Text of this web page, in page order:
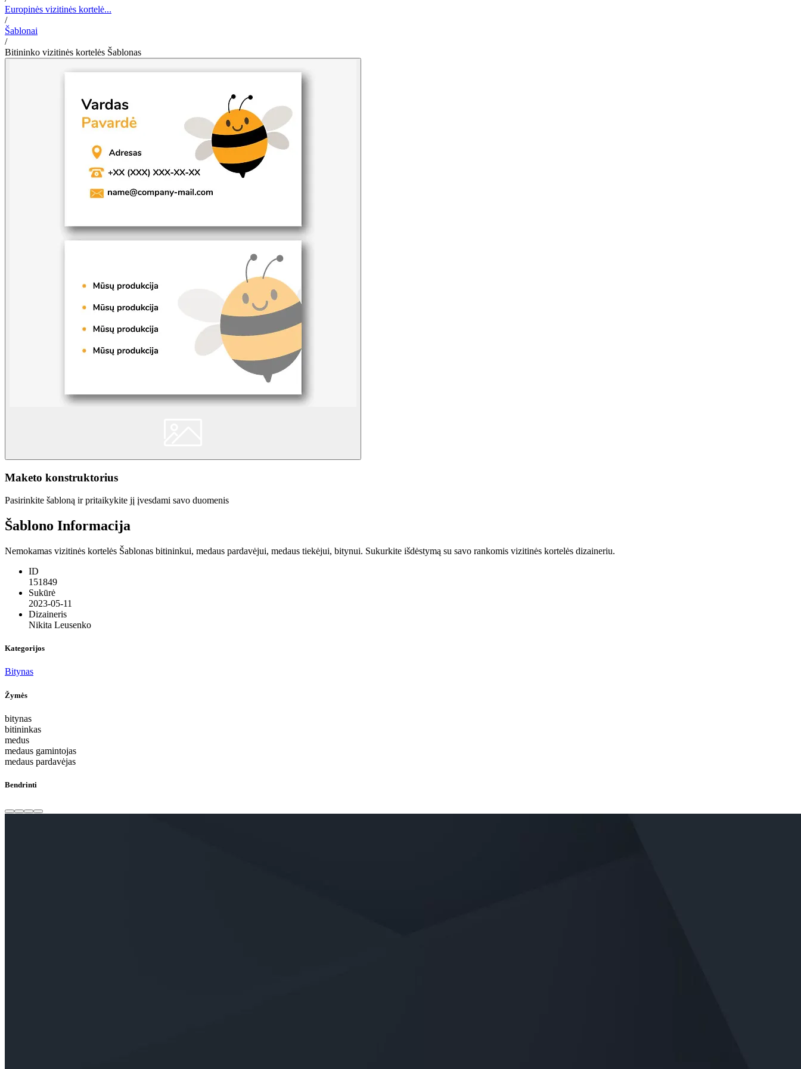
Europinės vizitinės kortelė...
/
Šablonai
/
Bitininko vizitinės kortelės Šablonas
Maketo konstruktorius
Pasirinkite šabloną ir pritaikykite jį įvesdami savo duomenis
Šablono Informacija
Nemokamas vizitinės kortelės Šablonas bitininkui, medaus pardavėjui, medaus tiekėjui, bitynui. Sukurkite išdėstymą su savo rankomis vizitinės kortelės dizaineriu.
ID
151849
Sukūrė
2023-05-11
Dizaineris
Nikita Leusenko
Kategorijos
Bitynas
Žymės
bitynas
bitininkas
medus
medaus gamintojas
medaus pardavėjas
Bendrinti